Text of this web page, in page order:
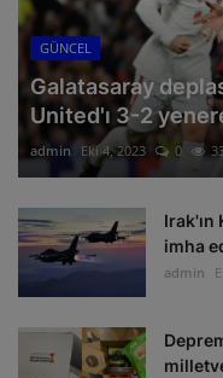
GÜNCEL
Galatasaray
United'ı 3-2
admin Eki 4, 2023 0
Irak'ın
imha
admin